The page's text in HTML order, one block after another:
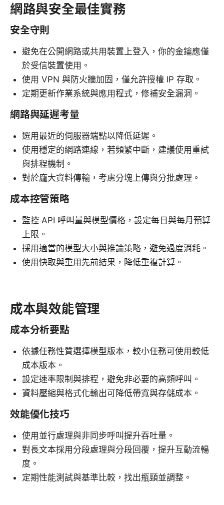
網路與安全最佳實務
安全守則
避免在公開網路或共用裝置上登入，你的金鑰應僅
於受信裝置使用。
使用 VPN 與防火牆加固，僅允許授權 IP 存取。
定期更新作業系統與應用程式，修補安全漏洞。
網路與延遲考量
選用最近的伺服器端點以降低延遲。
使用穩定的網路連線，若頻繁中斷，建議使用重試
與排程機制。
對於龐大資料傳輸，考慮分塊上傳與分批處理。
成本控管策略
監控 API 呼叫量與模型價格，設定每日與每月預算
上限。
採用適當的模型大小與推論策略，避免過度消耗。
使用快取與重用先前結果，降低重複計算。
成本與效能管理
成本分析要點
依據任務性質選擇模型版本，較小任務可使用較低
成本版本。
設定速率限制與排程，避免非必要的高頻呼叫。
資料壓縮與格式化輸出可降低帶寬與存儲成本。
效能優化技巧
使用並行處理與非同步呼叫提升吞吐量。
對長文本採用分段處理與分段回覆，提升互動流暢
度。
定期性能測試與基準比較，找出瓶頸並調整。